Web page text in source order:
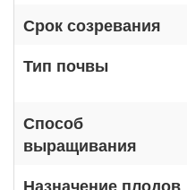
Срок созревания
Тип почвы
Способ
выращивания
Назначение плодов